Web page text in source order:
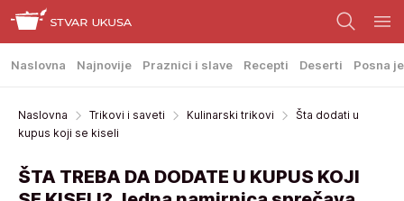
Naslovna Najnovije Praznici i slave Recepti Deserti Posna
Naslovna Trikovi i saveti Kulinarski trikovi
Šta dodati u
kupus koji se kiseli
ŠTA TREBA DA DODATE U KUPUS KOJI